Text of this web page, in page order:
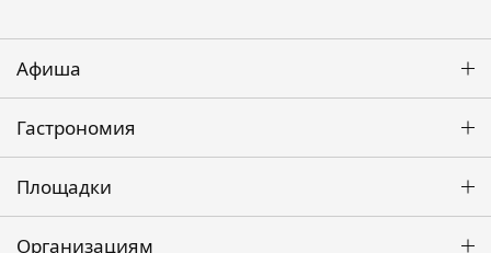
Афиша
Гастрономия
Площадки
Организациям